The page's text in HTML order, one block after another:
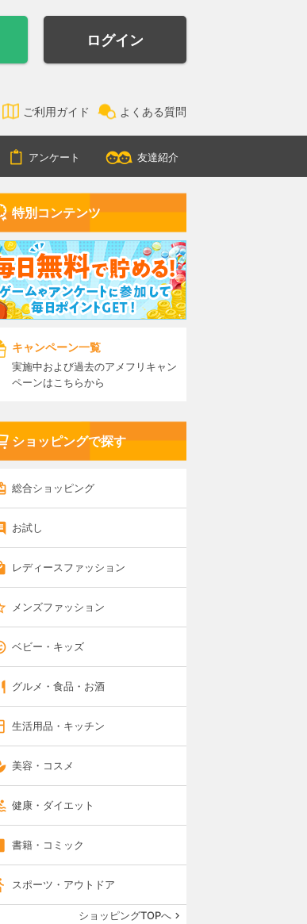
ログイン
ご利用ガイド よくある質問
アンケート 友達紹介
特別コンテンツ
キャンペーン一覧
実施中および過去のアメフリキャン
ペーンはこちらから
ショッピングで探す
総合ショッピング
お試し
レディースファッション
メンズファッション
ベビー・キッズ
グルメ・食品・お酒
生活用品・キッチン
美容・コスメ
健康・ダイエット
書籍・コミック
スポーツ・アウトドア
ショッピングTOPへ